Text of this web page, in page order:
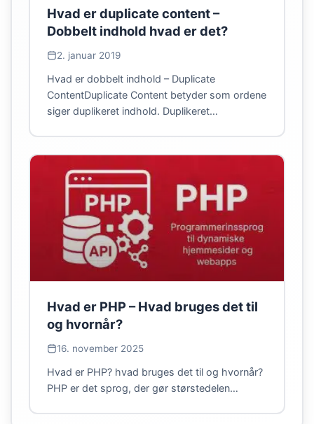
Hvad er duplicate content –
Dobbelt indhold hvad er det?
2. januar 2019
Hvad er dobbelt indhold – Duplicate
ContentDuplicate Content betyder som ordene
siger duplikeret indhold. Duplikeret…
Hvad er PHP – Hvad bruges det til
og hvornår?
16. november 2025
Hvad er PHP? hvad bruges det til og hvornår?
PHP er det sprog, der gør størstedelen…